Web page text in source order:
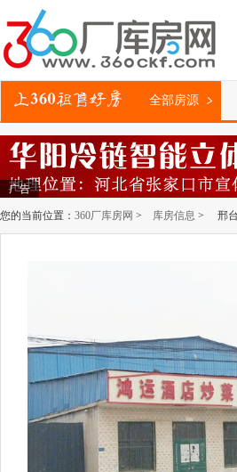
全部房源
广告
您的当前位置： 360厂库房网 > 库房信息 > 邢台